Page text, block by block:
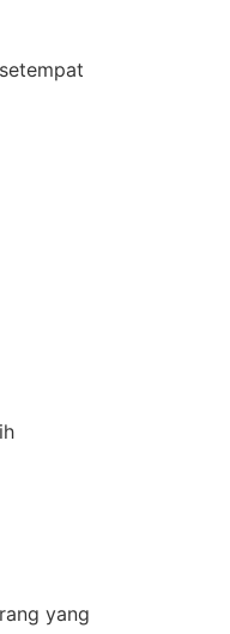
yang